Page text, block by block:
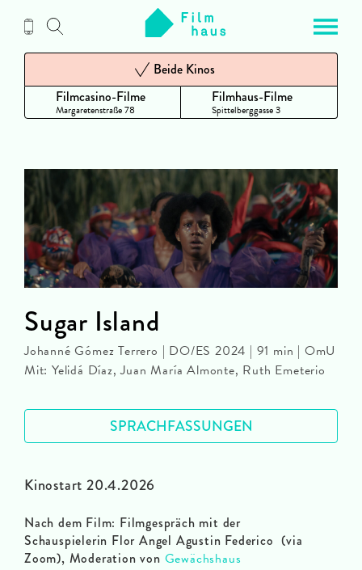
Inhalt
Filmcasino-Filme
Margaretenstraße 78
Beide Kinos
Filmhaus-Filme
Spittelberggasse 3
Kinostart 20.4.2026
Nach dem Film: Filmgespräch mit der
Schauspielerin Flor Angel Agustin Federico (via
Zoom), Moderation von Gewächshaus
Sugar Island
Johanné Gómez Terrero | DO/ES 2024 | 91 min | OmU
Mit: Yelidá Díaz, Juan María Almonte, Ruth Emeterio
SPRACHFASSUNGEN